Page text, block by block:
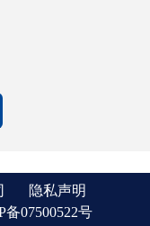
隐私声明
备07500522号